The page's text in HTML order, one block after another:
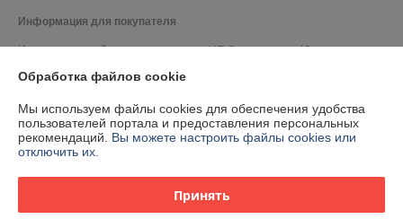
Информация для покупателя
Индивидуальный предприниматель:ИП Спиридонова Юлия
г. Минск, ул. Гая, дом 20, кв. 3
Регистрационный номер ЕГР: 190153422
УНП: 190153422
Дата регистрации компании: 28.09.2000
Обработка файлов cookie
Мы используем файлы cookies для обеспечения удобства
пользователей портала и предоставления персональных
рекомендаций. Вы можете настроить файлы cookies или
отключить их.
Принять